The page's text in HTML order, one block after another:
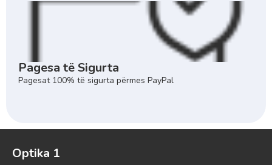
Pagesa të Sigurta
Pagesat 100% të sigurta përmes PayPal
Optika 1